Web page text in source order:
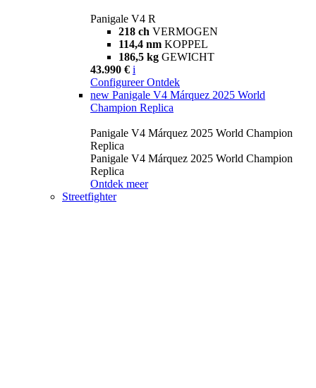
Panigale V4 R
218 ch VERMOGEN
114,4 nm KOPPEL
186,5 kg GEWICHT
43.990 € i
Configureer Ontdek
new Panigale V4 Márquez 2025 World
Champion Replica
Panigale V4 Márquez 2025 World Champion
Replica
Panigale V4 Márquez 2025 World Champion
Replica
Ontdek meer
Streetfighter